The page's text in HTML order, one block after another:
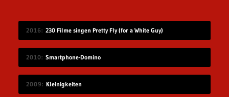
2016 230 Filme singen Pretty Fly (for a White Guy)
2010 Smartphone-Domino
2009 Kleinigkeiten